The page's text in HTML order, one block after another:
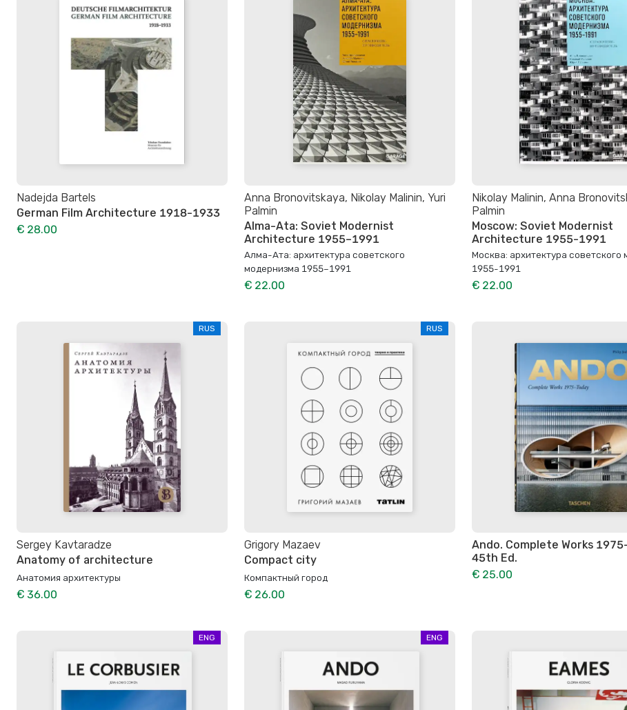
Nadejda Bartels
German Film Architecture 1918-1933
€ 28.00
Anna Bronovitskaya, Nikolay Malinin, Yuri
Palmin
Alma-Ata: Soviet Modernist
Architecture 1955–1991
Алма-Ата: архитектура советского
модернизма 1955–1991
€ 22.00
Nikolay Malinin, Anna
Palmin
Moscow: Soviet Modernist
Architecture 1955-1991
Москва: архитектура советского
1955-1991
€ 22.00
RUS
Sergey Kavtaradze
Anatomy of architecture
Анатомия архитектуры
€ 36.00
RUS
Grigory Mazaev
Compact city
Компактный город
€ 26.00
Ando. Complete Works
45th Ed.
€ 25.00
ENG ENG